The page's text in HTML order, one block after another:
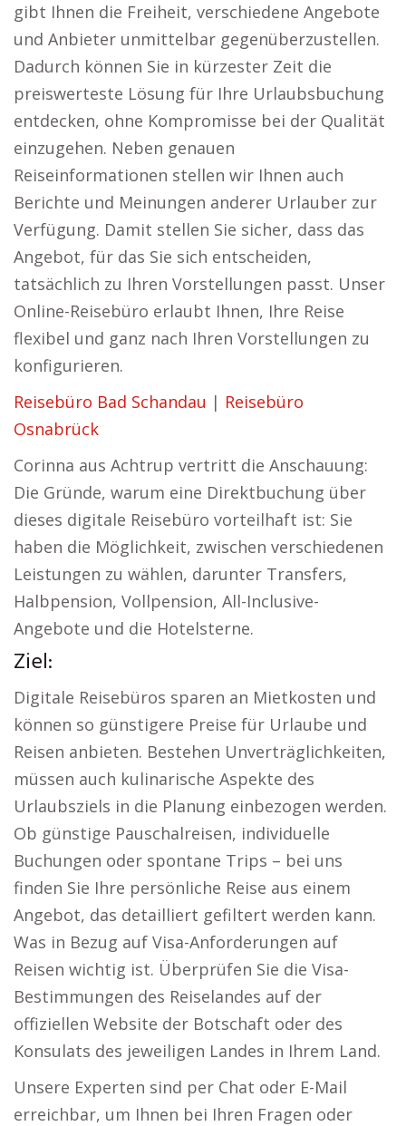
gibt Ihnen die Freiheit, verschiedene Angebote
und Anbieter unmittelbar gegenüberzustellen.
Dadurch können Sie in kürzester Zeit die
preiswerteste Lösung für Ihre Urlaubsbuchung
entdecken, ohne Kompromisse bei der Qualität
einzugehen. Neben genauen
Reiseinformationen stellen wir Ihnen auch
Berichte und Meinungen anderer Urlauber zur
Verfügung. Damit stellen Sie sicher, dass das
Angebot, für das Sie sich entscheiden,
tatsächlich zu Ihren Vorstellungen passt. Unser
Online-Reisebüro erlaubt Ihnen, Ihre Reise
flexibel und ganz nach Ihren Vorstellungen zu
konfigurieren.
Reisebüro Bad Schandau | Reisebüro
Osnabrück
Corinna aus Achtrup vertritt die Anschauung:
Die Gründe, warum eine Direktbuchung über
dieses digitale Reisebüro vorteilhaft ist: Sie
haben die Möglichkeit, zwischen verschiedenen
Leistungen zu wählen, darunter Transfers,
Halbpension, Vollpension, All-Inclusive-
Angebote und die Hotelsterne.
Ziel:
Digitale Reisebüros sparen an Mietkosten und
können so günstigere Preise für Urlaube und
Reisen anbieten. Bestehen Unverträglichkeiten,
müssen auch kulinarische Aspekte des
Urlaubsziels in die Planung einbezogen werden.
Ob günstige Pauschalreisen, individuelle
Buchungen oder spontane Trips – bei uns
finden Sie Ihre persönliche Reise aus einem
Angebot, das detailliert gefiltert werden kann.
Was in Bezug auf Visa-Anforderungen auf
Reisen wichtig ist. Überprüfen Sie die Visa-
Bestimmungen des Reiselandes auf der
offiziellen Website der Botschaft oder des
Konsulats des jeweiligen Landes in Ihrem Land.
Unsere Experten sind per Chat oder E-Mail
erreichbar, um Ihnen bei Ihren Fragen oder